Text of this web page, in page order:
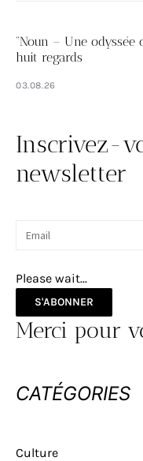
“Noun – Une odyssée du
huit regards
03.08.26
Inscrivez-
newsletter
Please wait...
S'ABONNER
Merci pour
CATÉGORIES
Culture